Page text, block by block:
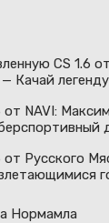
CS 1.6
Качай
от NAVI:
от Русского
Нормамла